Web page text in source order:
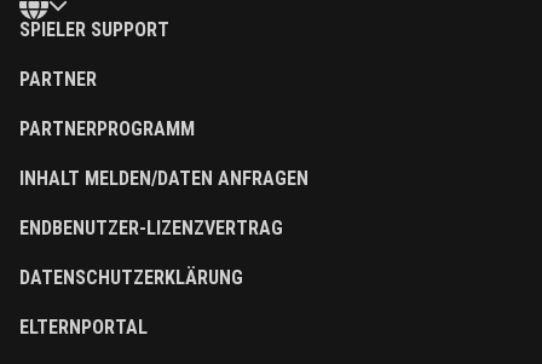
SPIELER SUPPORT
PARTNER
PARTNERPROGRAMM
INHALT MELDEN/DATEN ANFRAGEN
ENDBENUTZER-LIZENZVERTRAG
DATENSCHUTZERKLÄRUNG
ELTERNPORTAL